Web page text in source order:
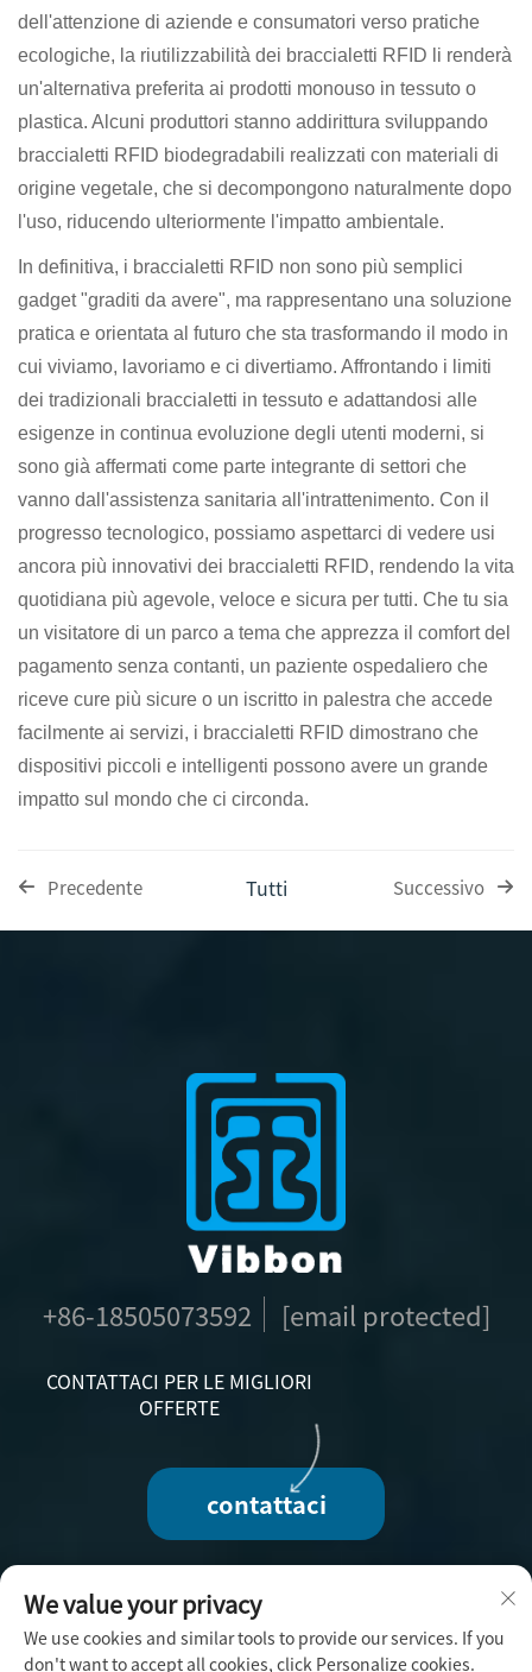
dell'attenzione di aziende e consumatori verso pratiche
ecologiche, la riutilizzabilità dei braccialetti RFID li renderà
un'alternativa preferita ai prodotti monouso in tessuto o
plastica. Alcuni produttori stanno addirittura sviluppando
braccialetti RFID biodegradabili realizzati con materiali di
origine vegetale, che si decompongono naturalmente dopo
l'uso, riducendo ulteriormente l'impatto ambientale.
In definitiva, i braccialetti RFID non sono più semplici
gadget "graditi da avere", ma rappresentano una soluzione
pratica e orientata al futuro che sta trasformando il modo in
cui viviamo, lavoriamo e ci divertiamo. Affrontando i limiti
dei tradizionali braccialetti in tessuto e adattandosi alle
esigenze in continua evoluzione degli utenti moderni, si
sono già affermati come parte integrante di settori che
vanno dall'assistenza sanitaria all'intrattenimento. Con il
progresso tecnologico, possiamo aspettarci di vedere usi
ancora più innovativi dei braccialetti RFID, rendendo la vita
quotidiana più agevole, veloce e sicura per tutti. Che tu sia
un visitatore di un parco a tema che apprezza il comfort del
pagamento senza contanti, un paziente ospedaliero che
riceve cure più sicure o un iscritto in palestra che accede
facilmente ai servizi, i braccialetti RFID dimostrano che
dispositivi piccoli e intelligenti possono avere un grande
impatto sul mondo che ci circonda.
Precedente Tutti Successivo
+86-18505073592 [email protected]
CONTATTACI PER LE MIGLIORI
OFFERTE
contattaci
Diritti d'autore © 2025 di Fuzhou Vibbon
We value your privacy
We use cookies and similar tools to provide our services. If you
don't want to accept all cookies, click Personalize cookies.